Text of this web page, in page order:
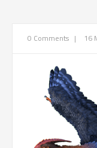
0 Comments | 16